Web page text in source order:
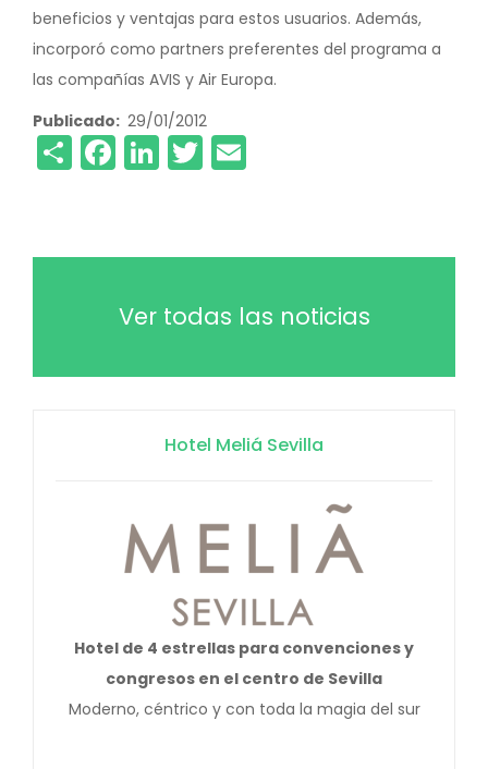
beneficios y ventajas para estos usuarios. Además,
incorporó como partners preferentes del programa a
las compañías AVIS y Air Europa.
Publicado 29/01/2012
ShareFacebook
LinkedIn
Twitter
Ver todas las noticias
Hotel Meliá Sevilla
Hotel de 4 estrellas para convenciones y
congresos en el centro de Sevilla
Moderno, céntrico y con toda la magia del sur